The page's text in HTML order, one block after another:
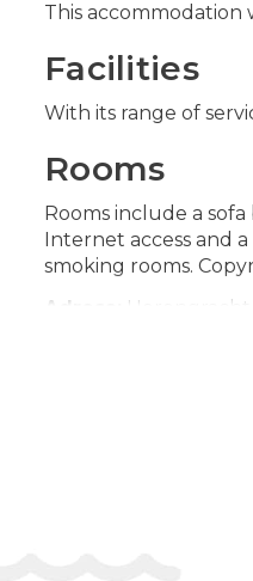
This accommodation
Facilities
With its range of
Rooms
Rooms include a
Internet access and
smoking rooms.
Adresa:
Herengracht